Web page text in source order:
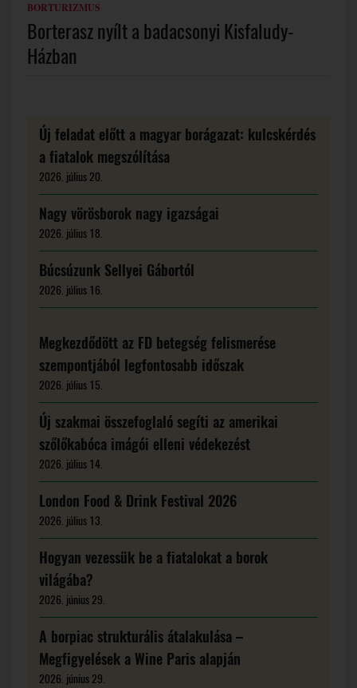
BORTURIZMUS
Borterasz nyílt a badacsonyi Kisfaludy-
Házban
Új feladat előtt a magyar borágazat: kulcskérdés
a fiatalok megszólítása
2026. július 20.
Nagy vörösborok nagy igazságai
2026. július 18.
Búcsúzunk Sellyei Gábortól
2026. július 16.
Megkezdődött az FD betegség felismerése
szempontjából legfontosabb időszak
2026. július 15.
Új szakmai összefoglaló segíti az amerikai
szőlőkabóca imágói elleni védekezést
2026. július 14.
London Food & Drink Festival 2026
2026. július 13.
Hogyan vezessük be a fiatalokat a borok
világába?
2026. június 29.
A borpiac strukturális átalakulása –
Megfigyelések a Wine Paris alapján
2026. június 29.